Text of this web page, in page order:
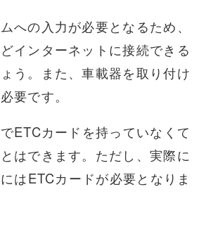
への入力が必要となるため、
インターネットに接続できる
う。また、車載器を取り付け
要です。
ETCカードを持っていなくて
はできます。ただし、実際に
はETCカードが必要となりま